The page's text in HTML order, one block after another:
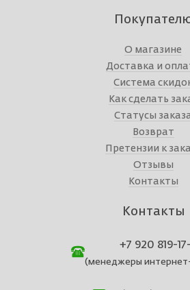
О магазине
Доставка и
Система
Как сделать
Статусы
Возврат
Претензии к
Отзывы
Контакты
Контакты
+7 920 819-
(менеджеры